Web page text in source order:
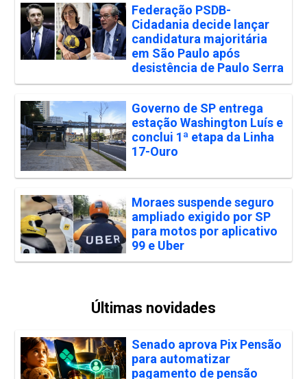
Federação PSDB-
Cidadania decide lançar
candidatura majoritária
em São Paulo após
desistência de Paulo Serra
Governo de SP entrega
estação Washington Luís e
conclui 1ª etapa da Linha
17-Ouro
Moraes suspende seguro
ampliado exigido por SP
para motos por aplicativo
99 e Uber
Últimas novidades
Senado aprova Pix Pensão
para automatizar
pagamento de pensão